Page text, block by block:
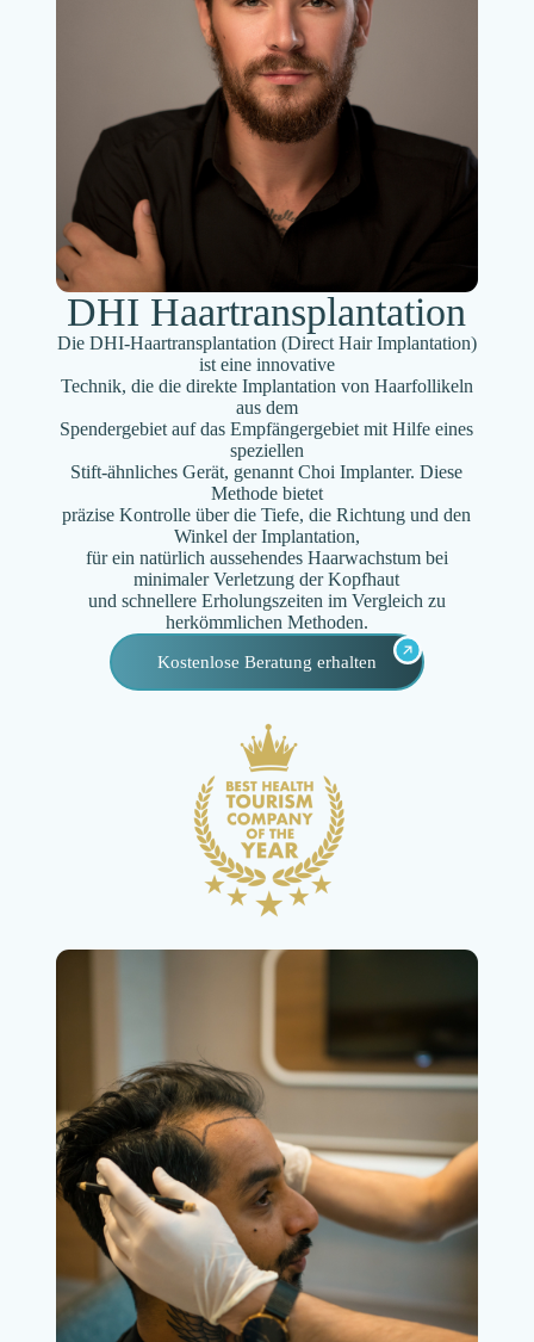
DHI Haartransplantation
Die DHI-Haartransplantation (Direct Hair Implantation)
ist eine innovative
Technik, die die direkte Implantation von Haarfollikeln
aus dem
Spendergebiet auf das Empfängergebiet mit Hilfe eines
speziellen
Stift-ähnliches Gerät, genannt Choi Implanter. Diese
Methode bietet
präzise Kontrolle über die Tiefe, die Richtung und den
Winkel der Implantation,
für ein natürlich aussehendes Haarwachstum bei
minimaler Verletzung der Kopfhaut
und schnellere Erholungszeiten im Vergleich zu
herkömmlichen Methoden.
Kostenlose Beratung erhalten